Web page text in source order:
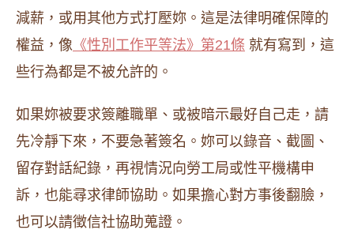
減薪，或用其他方式打壓妳。這是法律明確保障的
權益，像 《性別工作平等法》第21條 就有寫到，這
些行為都是不被允許的。
如果妳被要求簽離職單、或被暗示最好自己走，請
先冷靜下來，不要急著簽名。妳可以錄音、截圖、
留存對話紀錄，再視情況向勞工局或性平機構申
訴，也能尋求律師協助。如果擔心對方事後翻臉，
也可以請徵信社協助蒐證。